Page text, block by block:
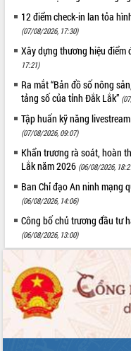
12 điểm check-in lan tỏa
(07/08/2026, 17:30)
Xây dựng thương hiệu điểm
17:21)
Ra mắt “Bản đồ số nông
tảng số của tỉnh Đắk Lắk”
Tập huấn kỹ năng
(07/08/2026, 09:07)
Khẩn trương rà soát, hoàn
Lắk năm 2026 (06/08/2026,
Ban Chỉ đạo An ninh mạng
(06/08/2026, 14:06)
Công bố chủ trương đầu tư
(06/08/2026, 13:00)